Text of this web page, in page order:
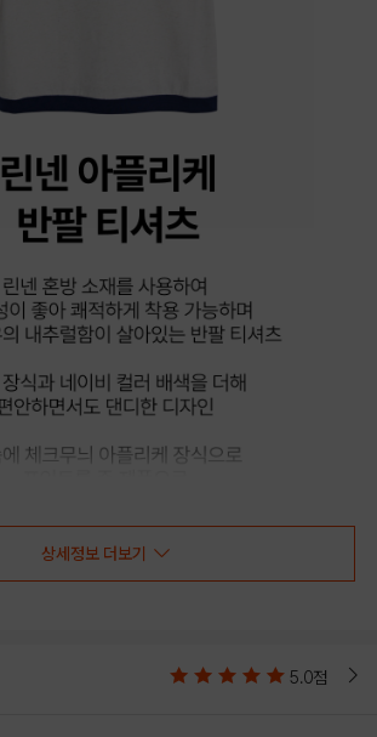
상세정보 더보기
5.0점